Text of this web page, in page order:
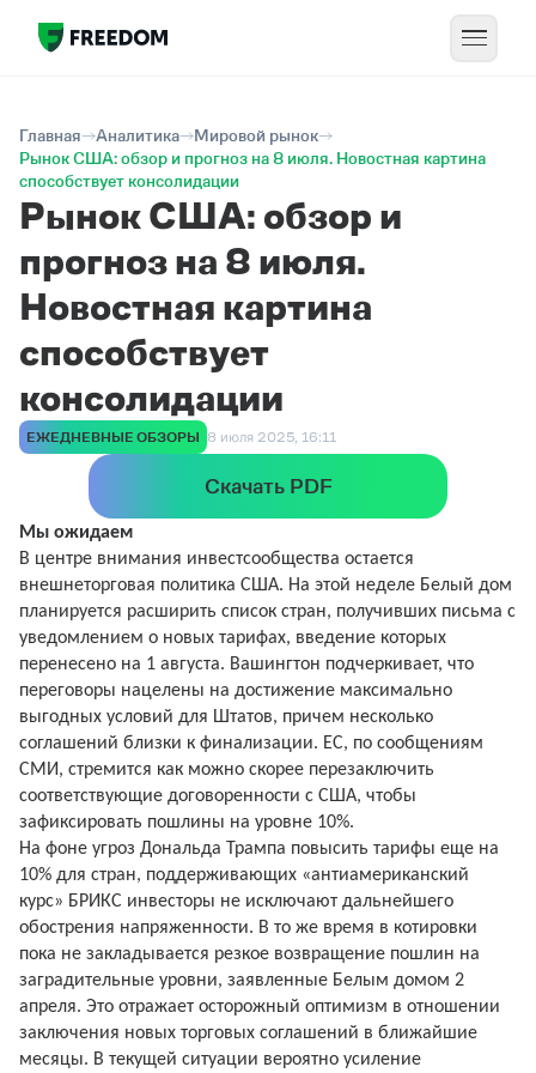
Главная Аналитика
Мировой рынок
Рынок США: обзор и прогноз на 8 июля. Новостная картина
способствует консолидации
Рынок США: обзор и
прогноз на 8 июля.
Новостная картина
способствует
консолидации
ЕЖЕДНЕВНЫЕ ОБЗОРЫ 8 июля 2025, 16:11
Скачать PDF
Мы ожидаем
В центре внимания инвестсообщества остается
внешнеторговая политика США. На этой неделе Белый дом
планируется расширить список стран, получивших письма с
уведомлением о новых тарифах, введение которых
перенесено на 1 августа. Вашингтон подчеркивает, что
переговоры нацелены на достижение максимально
выгодных условий для Штатов, причем несколько
соглашений близки к финализации. ЕС, по сообщениям
СМИ, стремится как можно скорее перезаключить
соответствующие договоренности с США, чтобы
зафиксировать пошлины на уровне 10%.
На фоне угроз Дональда Трампа повысить тарифы еще на
10% для стран, поддерживающих «антиамериканский
курс» БРИКС инвесторы не исключают дальнейшего
обострения напряженности. В то же время в котировки
пока не закладывается резкое возвращение пошлин на
заградительные уровни, заявленные Белым домом 2
апреля. Это отражает осторожный оптимизм в отношении
заключения новых торговых соглашений в ближайшие
месяцы. В текущей ситуации вероятно усиление